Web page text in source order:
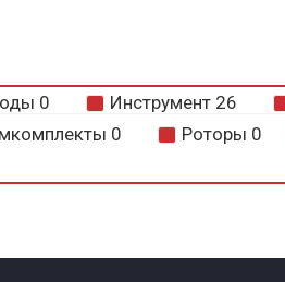
0 Инструмент 26
0 Роторы 0